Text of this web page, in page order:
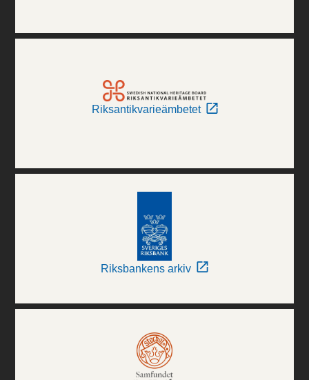
Riksantikvarieämbetet
Riksbankens arkiv